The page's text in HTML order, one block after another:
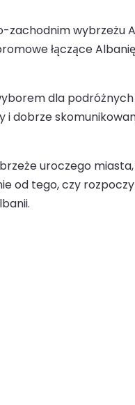
zachodnim wybrzeżu
łączące Albanię
dla
dobrze
uroczego
od tego, czy